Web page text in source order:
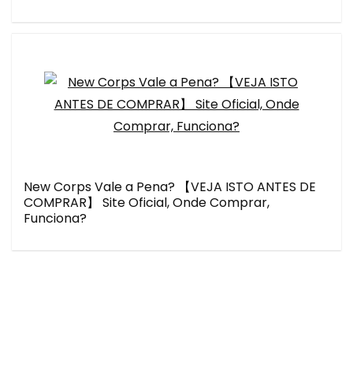
New Corps Vale a Pena? 【VEJA ISTO ANTES DE
COMPRAR】 Site Oficial, Onde Comprar,
Funciona?